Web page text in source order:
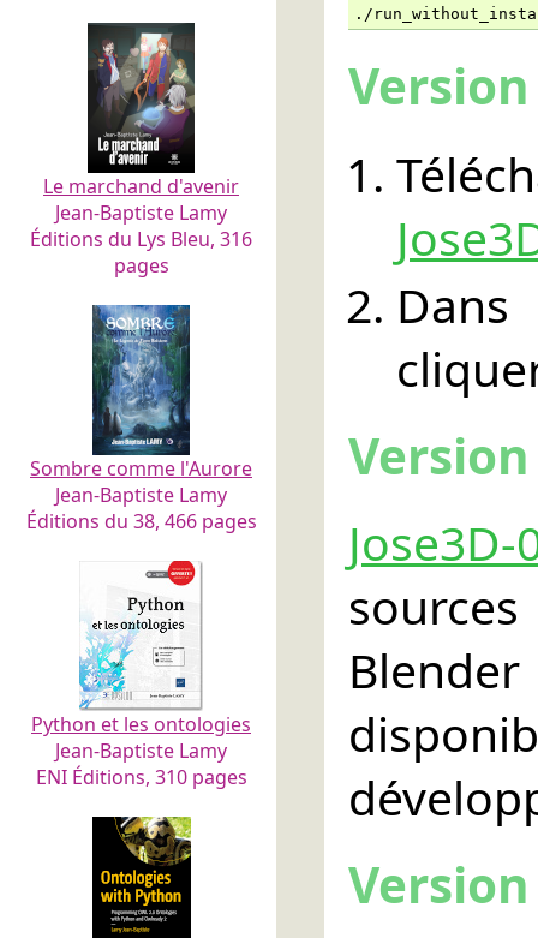
Le marchand d'avenir
Jean-Baptiste Lamy
Éditions du Lys Bleu, 316
pages
Sombre comme l'Aurore
Jean-Baptiste Lamy
Éditions du 38, 466 pages
Python et les ontologies
Jean-Baptiste Lamy
ENI Éditions, 310 pages
./
Jose3D-